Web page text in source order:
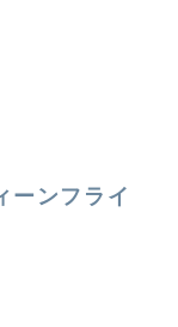
ーンフライ